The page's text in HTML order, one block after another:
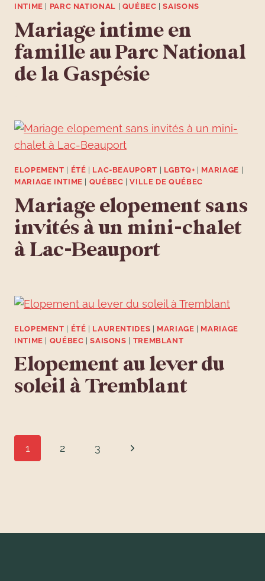
INTIME
PARC NATIONAL QUÉBEC |SAISONS
Mariage intime en
famille au Parc National
de la Gaspésie
ELOPEMENT ÉTÉ LAC-BEAUPORT LGBTQ+ MARIAGE
MARIAGE INTIME
QUÉBEC |VILLE DE QUÉBEC
Mariage elopement sans
invités à un mini-chalet
à Lac-Beauport
ELOPEMENT | ÉTÉ | LAURENTIDES | MARIAGE | MARIAGE
INTIME | QUÉBEC |SAISONS | TREMBLANT
Elopement au lever du
soleil à Tremblant
Navigation
de
1 2 3
Page